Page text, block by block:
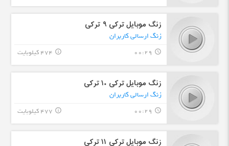
زنگ موبایل ترکی ۹ ترکی
زنگ ارسالی کاربران
query_builder
00:29 474 کیلوبایت info_outline
زنگ موبایل ترکی ۱۰ ترکی
زنگ ارسالی کاربران
query_builder
00:29 477 کیلوبایت info_outline
زنگ موبایل ترکی ۱١ ترکی